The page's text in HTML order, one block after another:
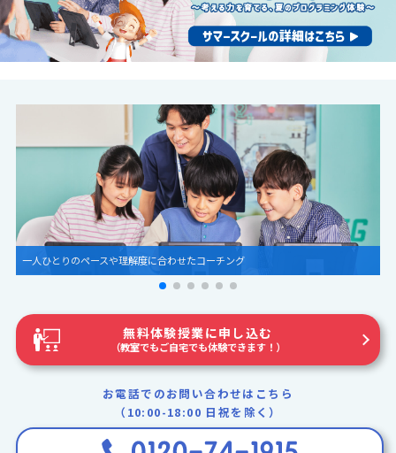
圧倒的な世界観とグラフィック
無料体験授業に申し込む
（教室でもご自宅でも体験できます！）
お電話でのお問い合わせはこちら
（10:00-18:00 日祝を除く）